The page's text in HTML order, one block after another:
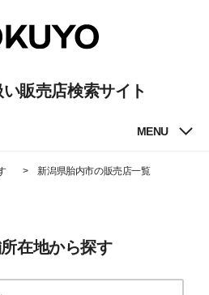
販売店検索サイト
MENU
新潟県胎内市の販売店一覧
在地から探す